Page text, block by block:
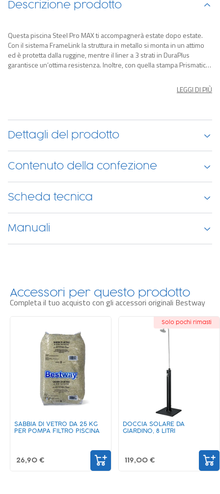
Descrizione prodotto
Questa piscina Steel Pro MAX ti accompagnerà estate dopo estate.
Con il sistema FrameLink la struttura in metallo si monta in un attimo
ed è protetta dalla ruggine, mentre il liner a 3 strati in DuraPlus
garantisce un’ottima resistenza. Inoltre, con quella stampa Prismatic
LEGGI DI PIÙ
Dettagli del prodotto
Contenuto della confezione
Scheda tecnica
Manuali
Accessori per questo prodotto
Completa il tuo acquisto con gli accessori originali Bestway
SABBIA DI VETRO DA 25 KG
PER POMPA FILTRO PISCINA
26,90 €
Solo pochi rimasti
DOCCIA SOLARE DA
GIARDINO, 8 LITRI
119,00 €